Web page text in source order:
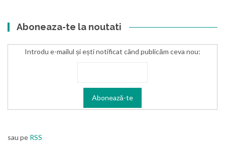
Aboneaza-te la noutati
Introdu e-mailul și ești notificat când publicăm ceva nou:
sau pe RSS